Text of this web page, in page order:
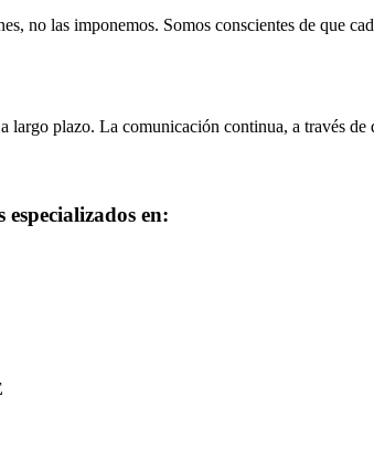
no las imponemos. Somos conscientes de que
largo plazo. La comunicación continua, a través
especializados en: